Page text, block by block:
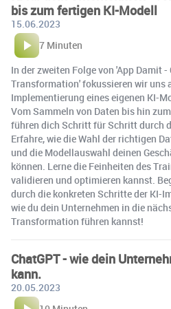
bis zum fertigen KI-Modell
15.06.2023
7 Minuten
In der zweiten Folge von 'App Damit
Transformation' fokussieren wir uns
Implementierung eines eigenen KI-
Vom Sammeln von Daten bis hin
führen dich Schritt für Schritt durch
Erfahre, wie die Wahl der richtigen
und die Modellauswahl deinen
können. Lerne die Feinheiten des
validieren und optimieren kannst.
durch die konkreten Schritte der KI-
wie du dein Unternehmen in die
Transformation führen kannst!
ChatGPT - wie dein
kann.
20.05.2023